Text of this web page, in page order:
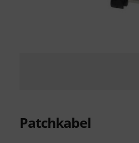
Patchkabel